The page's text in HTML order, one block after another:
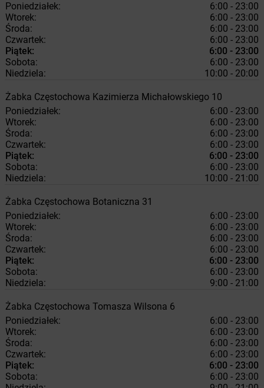
Poniedziałek:
6:00 - 23:00
Wtorek:
6:00 - 23:00
Środa:
6:00 - 23:00
Czwartek:
6:00 - 23:00
Piątek:
6:00 - 23:00
Sobota:
6:00 - 23:00
Niedziela:
10:00 - 20:00
Żabka Częstochowa Kazimierza Michałowskiego 10
Poniedziałek:
6:00 - 23:00
Wtorek:
6:00 - 23:00
Środa:
6:00 - 23:00
Czwartek:
6:00 - 23:00
Piątek:
6:00 - 23:00
Sobota:
6:00 - 23:00
Niedziela:
10:00 - 21:00
Żabka Częstochowa Botaniczna 31
Poniedziałek:
6:00 - 23:00
Wtorek:
6:00 - 23:00
Środa:
6:00 - 23:00
Czwartek:
6:00 - 23:00
Piątek:
6:00 - 23:00
Sobota:
6:00 - 23:00
Niedziela:
9:00 - 21:00
Żabka Częstochowa Tomasza Wilsona 6
Poniedziałek:
6:00 - 23:00
Wtorek:
6:00 - 23:00
Środa:
6:00 - 23:00
Czwartek:
6:00 - 23:00
Piątek:
6:00 - 23:00
Sobota:
6:00 - 23:00